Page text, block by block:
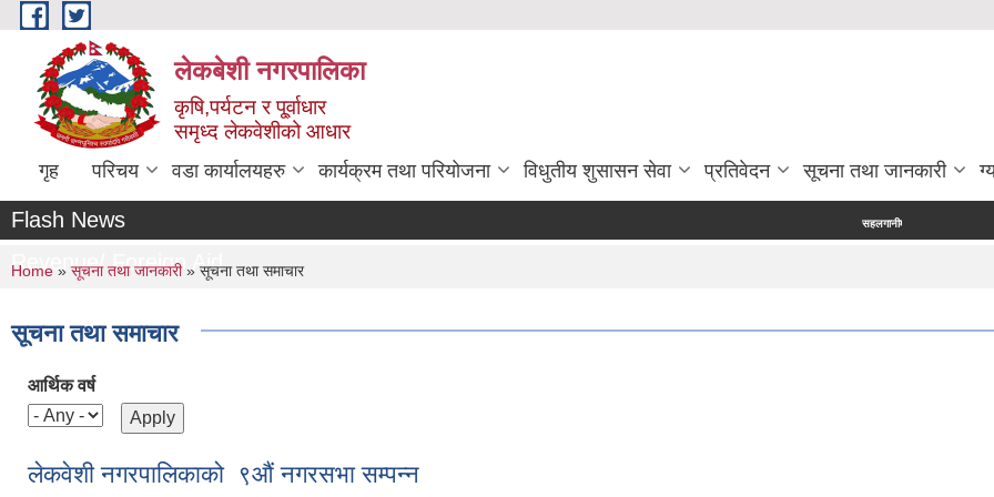
Skip to main content
लेकबेशी नगरपालिका
कृषि,पर्यटन र पू्र्वाधार
समृध्द लेकवेशीको आधार
गृह परिचय वडा कार्यालयहरु कार्यक्रम तथा परियोजना विधुतीय शुसासन सेवा प्रतिवेदन सूचना तथा जानकारी
Flash News सहलगानीमा उच्च मूल्य कृषिवस्तु उत्पादन
Revenue/ Foreign Aid
You are here
Home » सूचना तथा जानकारी» सूचना तथा समाचार
सूचना तथा समाचार
आर्थिक वर्ष
लेकवेशी नगरपालिकाको ९औं नगरसभा सम्पन्न